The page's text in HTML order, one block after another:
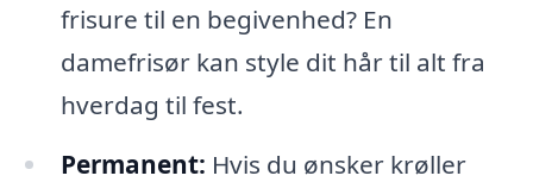
frisure til en begivenhed? En
damefrisør kan style dit hår til alt fra
hverdag til fest.
Permanent: Hvis du ønsker krøller